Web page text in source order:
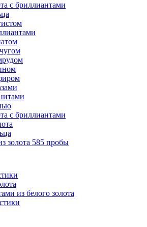
с бриллиантами
с бриллиантами
золота 585 пробы
из белого золота